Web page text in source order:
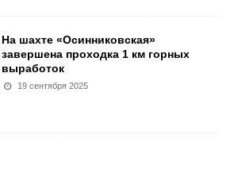
На шахте «Осинниковская»
завершена проходка 1 км горных
выработок
19 сентября 2025